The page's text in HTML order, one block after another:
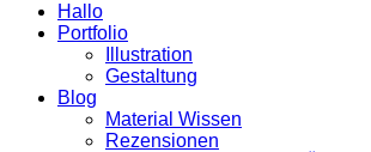
Hallo
Portfolio
Illustration
Gestaltung
Blog
Material Wissen
Rezensionen